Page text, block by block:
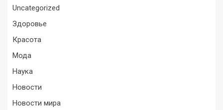
Uncategorized
Здоровье
Красота
Мода
Наука
Новости
Новости мира